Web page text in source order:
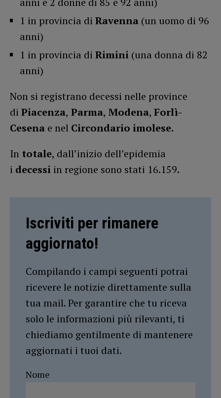
1 in provincia di Ravenna (un uomo di 96
anni)
1 in provincia di Rimini (una donna di 82
anni)
Non si registrano decessi nelle province
di Piacenza, Parma, Modena, Forlì-
Cesena e nel Circondario imolese.
In totale, dall’inizio dell’epidemia
i decessi in regione sono stati 16.159.
Iscriviti per rimanere
aggiornato!
Compilando i campi seguenti potrai
ricevere le notizie direttamente sulla
tua mail. Per garantire che tu riceva
solo le informazioni più rilevanti, ti
chiediamo gentilmente di mantenere
aggiornati i tuoi dati.
Nome